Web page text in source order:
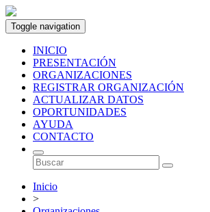
Toggle navigation
INICIO
PRESENTACIÓN
ORGANIZACIONES
REGISTRAR ORGANIZACIÓN
ACTUALIZAR DATOS
OPORTUNIDADES
AYUDA
CONTACTO
Inicio
>